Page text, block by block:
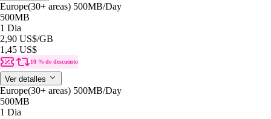
Europe(30+ areas) 500MB/Day
500MB
1 Dia
2,90 US$/GB
1,45 US$
10 % de descuento
Ver detalles
Europe(30+ areas) 500MB/Day
500MB
1 Dia